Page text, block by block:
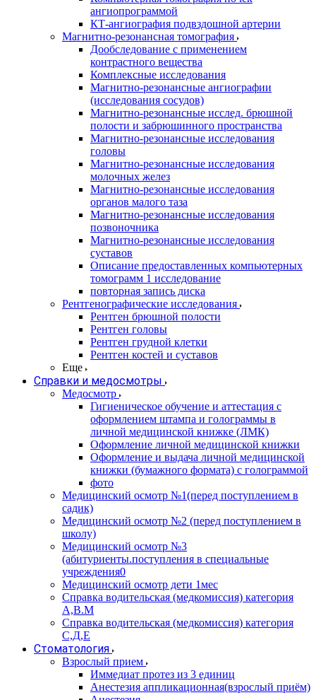
ангиопрограммой
КТ-ангиография подвздошной артерии
Магнитно-резонансная томография
Дообследование с применением
контрастного вещества
Комплексные исследования
Магнитно-резонансные ангиографии
(исследования сосудов)
Магнитно-резонансные исслед. брюшной
полости и забрюшинного пространства
Магнитно-резонансные исследования
головы
Магнитно-резонансные исследования
молочных желез
Магнитно-резонансные исследования
органов малого таза
Магнитно-резонансные исследования
позвоночника
Магнитно-резонансные исследования
суставов
Описание предоставленных компьютерных
томограмм 1 исследование
повторная запись диска
Рентгенографические исследования
Рентген брюшной полости
Рентген головы
Рентген грудной клетки
Рентген костей и суставов
Еще
Справки и медосмотры
Медосмотр
Гигиеническое обучение и аттестация с
оформлением штампа и голограммы в
личной медицинской книжке (ЛМК)
Оформление личной медицинской книжки
Оформление и выдача личной медицинской
книжки (бумажного формата) с голограммой
фото
Медицинский осмотр №1(перед поступлением в
садик)
Медицинский осмотр №2 (перед поступлением в
школу)
Медицинский осмотр №3
(абитуриенты.поступления в специальные
учреждения0
Медицинский осмотр дети 1мес
Справка водительская (медкомиссия) категория
А,В.М
Справка водительская (медкомиссия) категория
С,Д,Е
Стоматология
Взрослый прием
Иммедиат протез из 3 единиц
Анестезия аппликационная(взрослый приём)